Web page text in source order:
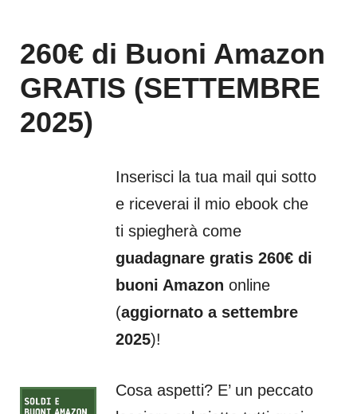
260€ di Buoni Amazon
GRATIS (SETTEMBRE
2025)
Inserisci la tua mail qui sotto
e riceverai il mio ebook che
ti spiegherà come
guadagnare gratis 260€ di
buoni Amazon online
(aggiornato a settembre
2025)!
Cosa aspetti? E’ un peccato